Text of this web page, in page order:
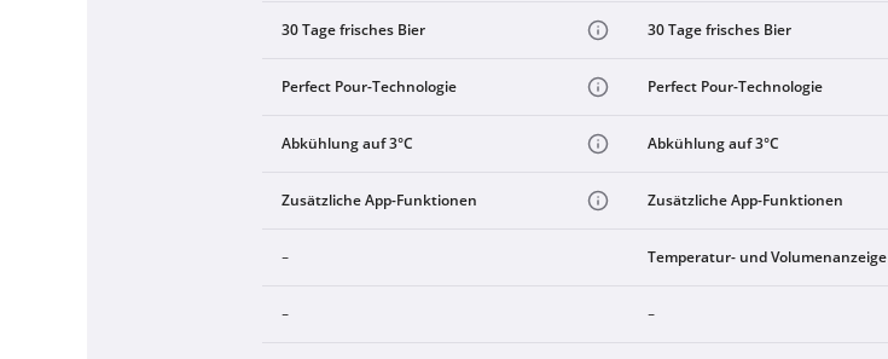
30 Tage frisches Bier 30 Tage frisches Bier
Perfect Pour-Technologie Perfect Pour-Technologie
Abkühlung auf 3°C Abkühlung auf 3°C
Zusätzliche App-Funktionen Zusätzliche App-Funktionen
- Temperatur- und Volumenanzeige
- -